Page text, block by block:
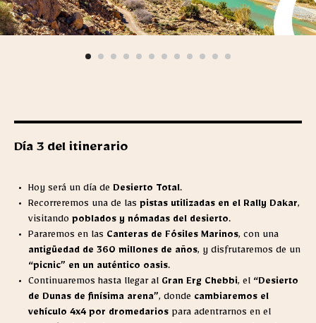
Día 3 del itinerario
Hoy será un día de Desierto Total.
Recorreremos una de las pistas utilizadas en el Rally Dakar,
visitando poblados y nómadas del desierto.
Pararemos en las Canteras de Fósiles Marinos, con una
antigüedad de 360 millones de años, y disfrutaremos de un
“picnic” en un auténtico oasis.
Continuaremos hasta llegar al Gran Erg Chebbi, el “Desierto
de Dunas de finísima arena”, donde cambiaremos el
vehículo 4x4 por dromedarios para adentrarnos en el